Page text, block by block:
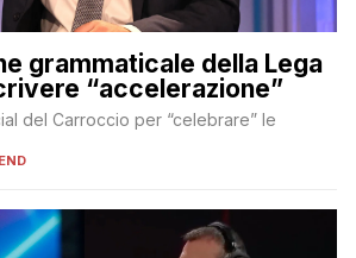
grammaticale della Lega
“accelerazione”
del Carroccio per “celebrare” le